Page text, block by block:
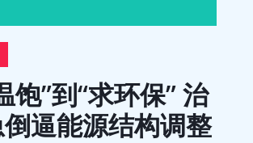
饱”到“求环保” 治
逼能源结构调整